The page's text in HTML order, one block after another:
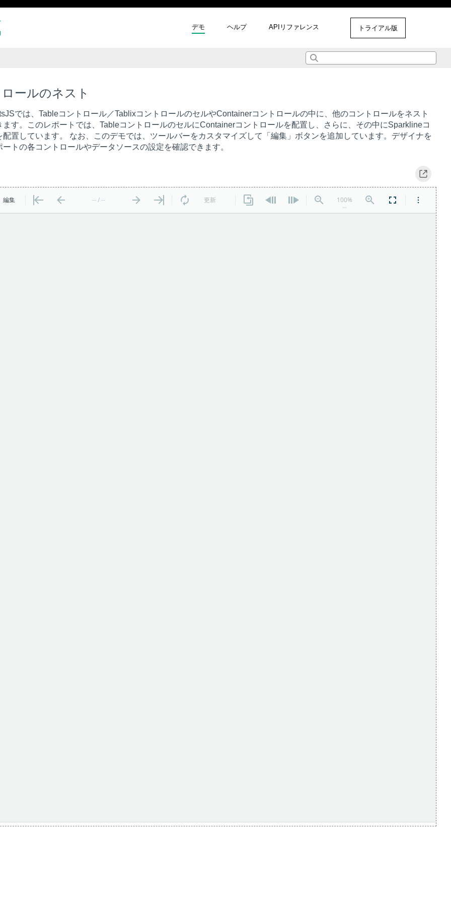
デモ ヘルプ APIリファレンス トライアル版
ールのネスト
では、Tableコントロール／TablixコントロールのセルやContainerコントロールの中に、他のコントロールをネスト
ます。このレポートでは、TableコントロールのセルにContainerコントロールを配置し、さらに、その中にSparklineコ
配置しています。 なお、このデモでは、ツールバーをカスタマイズして「編集」ボタンを追加しています。デザイナを
ートの各コントロールやデータソースの設定を確認できます。